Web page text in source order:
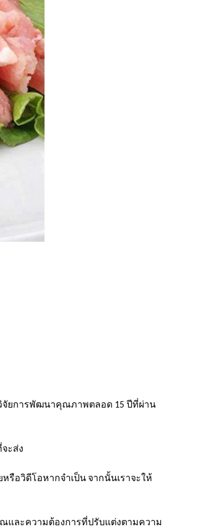
จัยการพัฒนาคุณภาพตลอด 15 ปีที่ผ่าน
ะส่ง
รือวิดีโอหากจำเป็น จากนั้นเราจะให้
ณและความต้องการที่ปรับแต่งตามความ